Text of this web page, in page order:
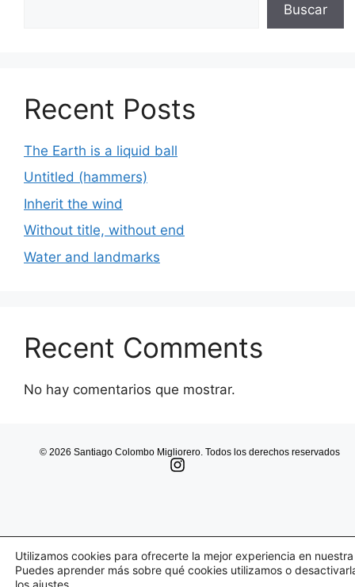
Buscar
Recent Posts
The Earth is a liquid ball
Untitled (hammers)
Inherit the wind
Without title, without end
Water and landmarks
Recent Comments
No hay comentarios que mostrar.
© 2026 Santiago Colombo Migliorero. Todos los derechos reservados
Utilizamos cookies para ofrecerte la mejor experiencia en
Puedes aprender más sobre qué cookies utilizamos o
los ajustes